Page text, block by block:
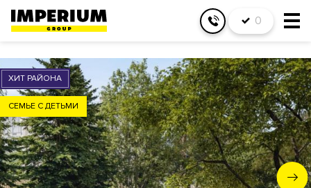
0
ХИТ РАЙОНА
СЕМЬЕ С ДЕТЬМИ